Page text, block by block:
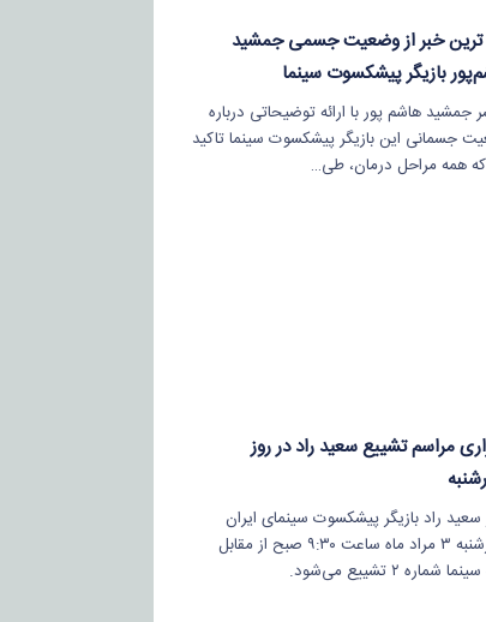
ترین خبر از وضعیت جسمی جمشید
بازیگر پیشکسوت سینما
جمشید هاشم پور با ارائه توضیحاتی درباره
جسمانی این بازیگر پیشکسوت سینما تاکید
همه مراحل درمان، طی…
مراسم تشییع سعید راد در روز
سعید راد بازیگر پیشکسوت سینمای ایران
چهارشنبه ۳ مراد ماه ساعت ۹:۳۰ صبح از مقابل
شماره ۲ تشییع می‌شود.